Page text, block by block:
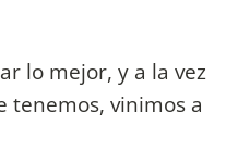
lo mejor, y a la vez
tenemos, vinimos a